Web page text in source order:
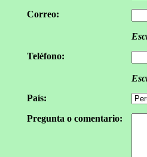
Correo:
Teléfono:
País:
Pregunta o comentario: